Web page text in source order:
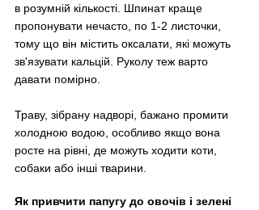
в розумній кількості. Шпинат краще
пропонувати нечасто, по 1-2 листочки,
тому що він містить оксалати, які можуть
зв'язувати кальцій. Руколу теж варто
давати помірно.
Траву, зібрану надворі, бажано промити
холодною водою, особливо якщо вона
росте на рівні, де можуть ходити коти,
собаки або інші тварини.
Як привчити папугу до овочів і зелені